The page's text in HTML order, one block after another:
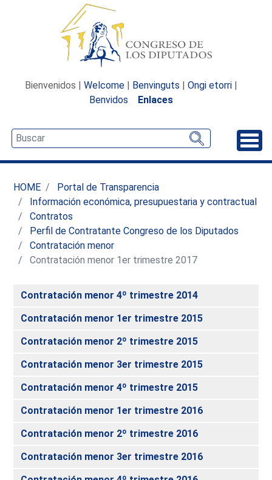
Bienvenidos | Welcome | Benvinguts | Ongi etorri |
Benvidos
Enlaces
HOME
Portal de Transparencia
Información económica, presupuestaria y contractual
Contratos
Perfil de Contratante Congreso de los Diputados
Contratación menor
Contratación menor 1er trimestre 2017
Contratación menor 4º trimestre 2014
Contratación menor 1er trimestre 2015
Contratación menor 2º trimestre 2015
Contratación menor 3er trimestre 2015
Contratación menor 4º trimestre 2015
Contratación menor 1er trimestre 2016
Contratación menor 2º trimestre 2016
Contratación menor 3er trimestre 2016